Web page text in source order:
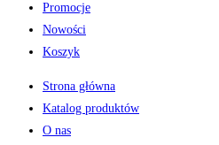
Promocje
Nowości
Koszyk
Strona główna
Katalog produktów
O nas